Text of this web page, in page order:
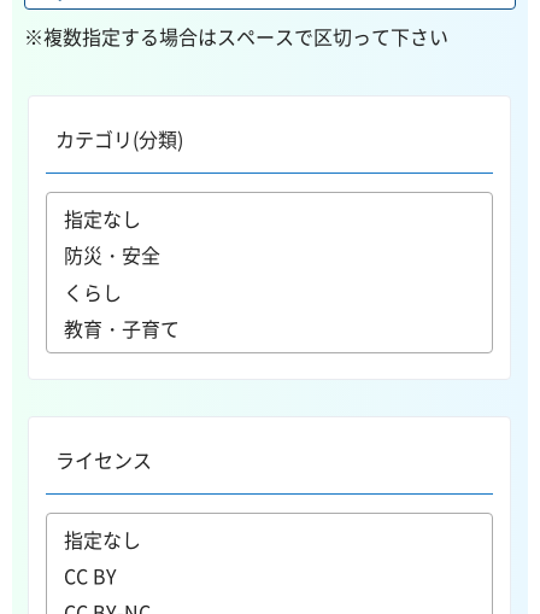
※複数指定する場合はスペースで区切って下さい
カテゴリ(分類)
ライセンス